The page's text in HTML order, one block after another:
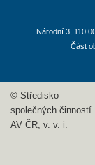
Národní 3, 110
Část
© Středisko
společných činností
AV ČR, v. v. i.